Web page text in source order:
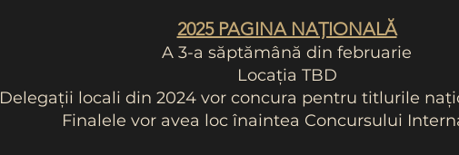
2025 PAGINA NAȚIONALĂ
A 3-a săptămână din februarie
Locația TBD
Delegații locali din 2024 vor concura pentru titlurile
Finalele vor avea loc înaintea Concursului